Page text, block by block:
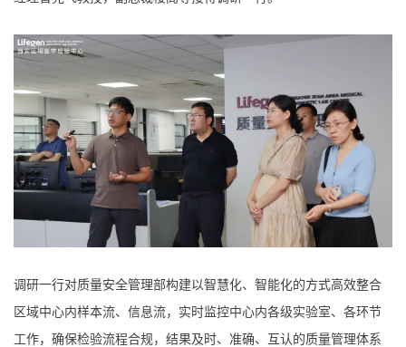
调研一行对质量安全管理部构建以智慧化、智能化的方式高效整合
区域中心内样本流、信息流，实时监控中心内各级实验室、各环节
工作，确保检验流程合规，结果及时、准确、互认的质量管理体系